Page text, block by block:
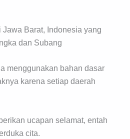
Barat, Indonesia yang
dan Subang
menggunakan bahan dasar
karena setiap daerah
ucapan selamat, entah
cita.